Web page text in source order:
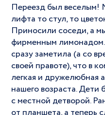
Переезд был веселым!
лифта то стул, то
Приносили соседи, а
фирменным
сразу заметила (а со
своей правоте), что в
легкая и дружелюбная
нашего возраста.
с местной детворой.
от планшета, а теперь